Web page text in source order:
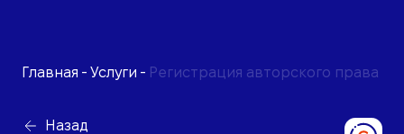
Назад
Главная - Услуги - Регистрация авторского права